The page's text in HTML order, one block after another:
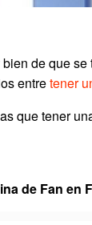
de que
entretener
que tener
de Fan en